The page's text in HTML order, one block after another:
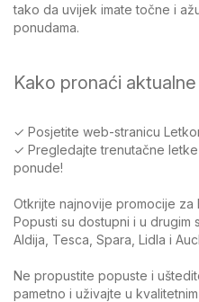
tako da uvijek imate točne i
ponudama.
Kako pronaći
✓ Posjetite web-stranicu
✓ Pregledajte trenutačne
ponude!
Otkrijte najnovije promocije za
Popusti su dostupni i u drugim
Aldija, Tesca, Spara, Lidla i
Ne propustite popuste i
pametno i uživajte u